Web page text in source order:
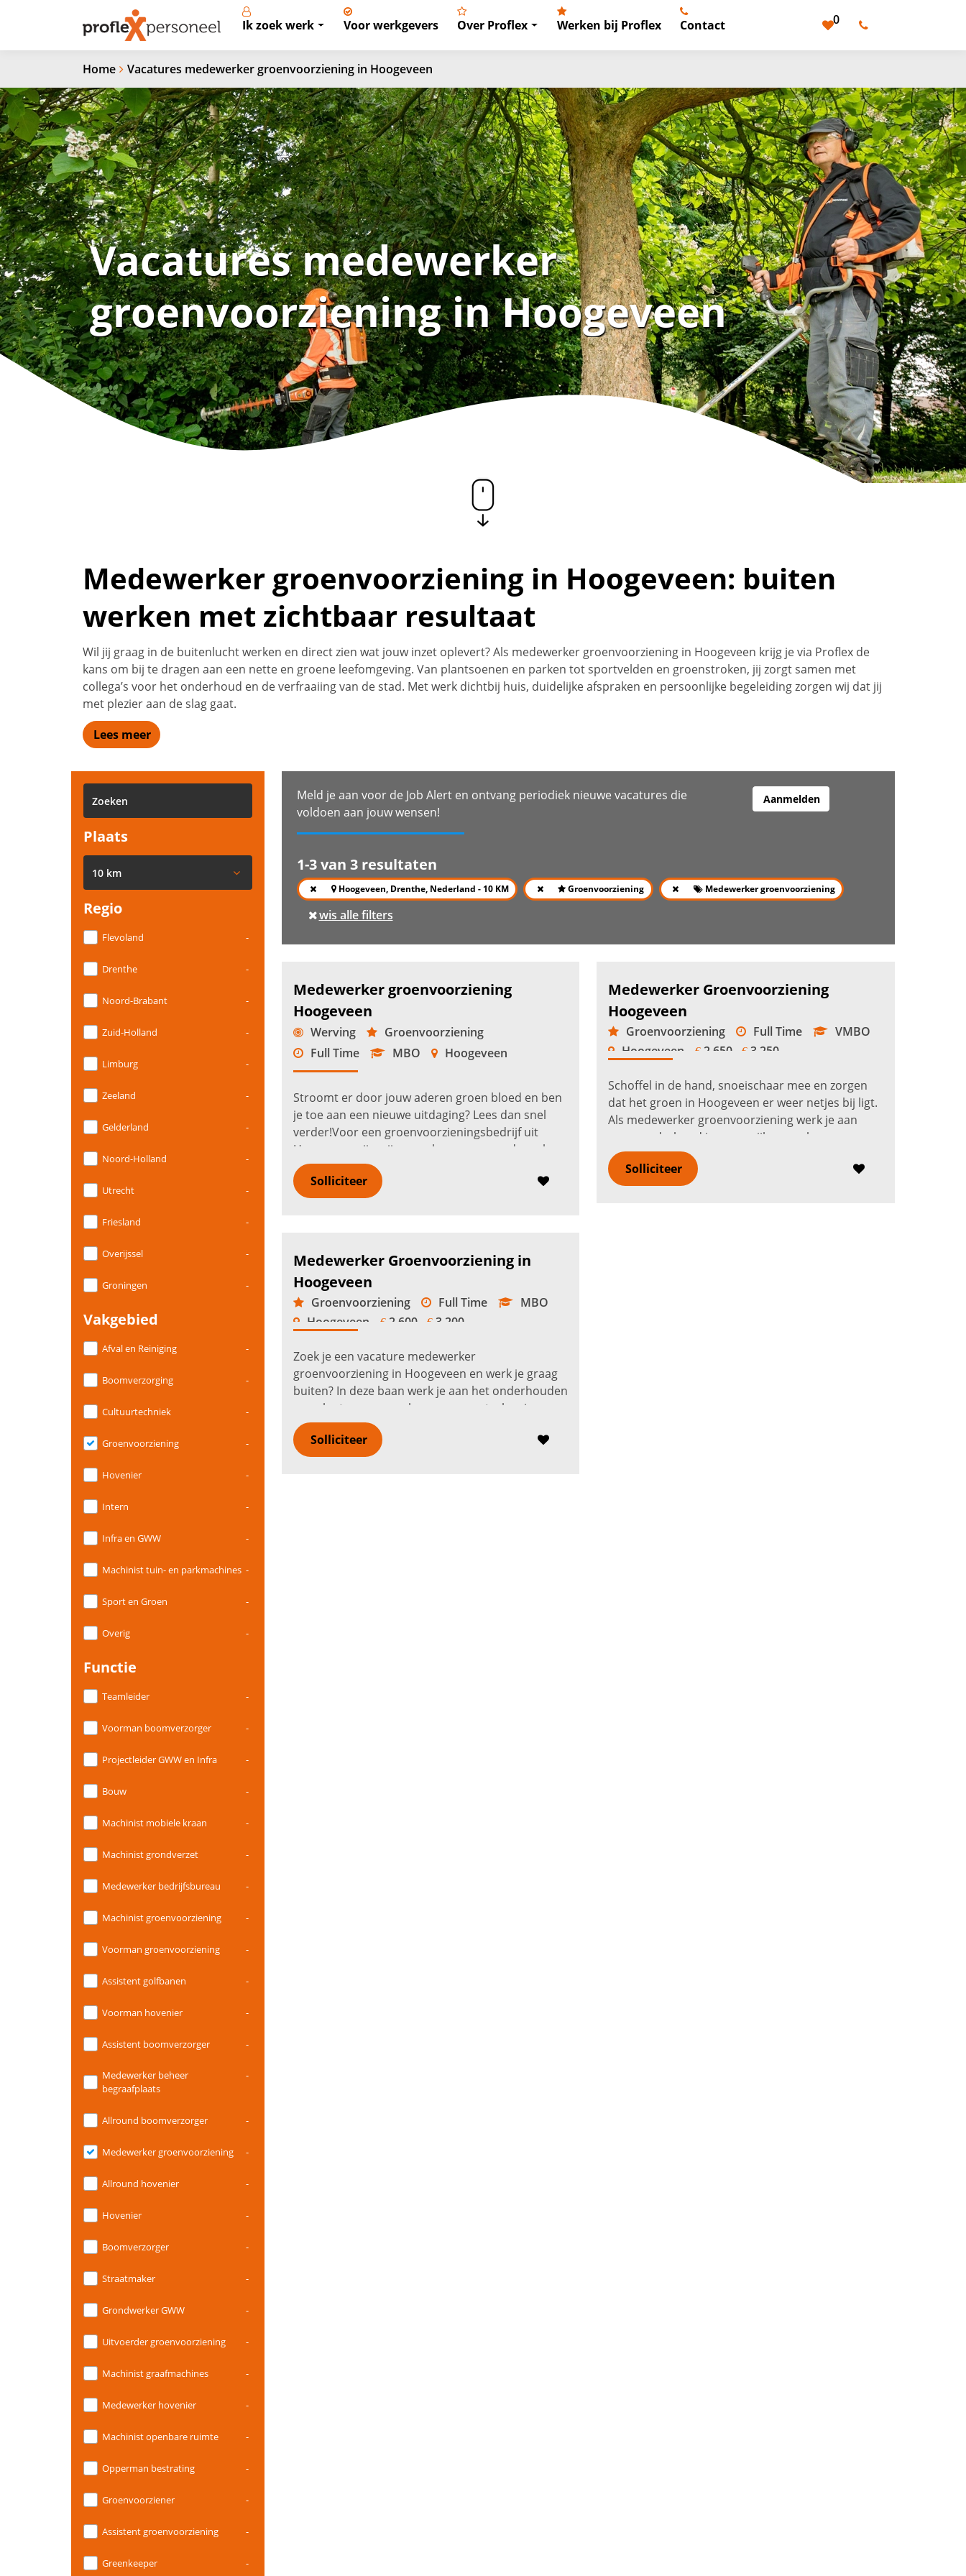
Ik zoek werk Voor werkgevers Over Proflex Werken bij Proflex Contact 0
Home Vacatures medewerker groenvoorziening in Hoogeveen
Vacatures medewerker
groenvoorziening in Hoogeveen
Medewerker groenvoorziening in Hoogeveen: buiten
werken met zichtbaar resultaat
Wil jij graag in de buitenlucht werken en direct zien wat jouw inzet oplevert? Als medewerker groenvoorziening in Hoogeveen krijg je via Proflex de
kans om bij te dragen aan een nette en groene leefomgeving. Van plantsoenen en parken tot sportvelden en groenstroken, jij zorgt samen met
collega’s voor het onderhoud en de verfraaiing van de stad. Met werk dichtbij huis, duidelijke afspraken en persoonlijke begeleiding zorgen wij dat jij
met plezier aan de slag gaat.
Lees meer
Plaats
10 km
Regio
Flevoland -
Drenthe -
Noord-Brabant -
Zuid-Holland -
Limburg -
Zeeland -
Gelderland -
Noord-Holland -
Utrecht -
Friesland -
Overijssel -
Groningen -
Vakgebied
Afval en Reiniging -
Boomverzorging -
Cultuurtechniek -
Groenvoorziening -
Hovenier -
Intern -
Infra en GWW -
Machinist tuin- en parkmachines -
Sport en Groen -
Overig -
Functie
Teamleider -
Voorman boomverzorger -
Projectleider GWW en Infra -
Bouw -
Machinist mobiele kraan -
Machinist grondverzet -
Medewerker bedrijfsbureau -
Machinist groenvoorziening -
Voorman groenvoorziening -
Assistent golfbanen -
Voorman hovenier -
Assistent boomverzorger -
Medewerker beheer
begraafplaats
-
Allround boomverzorger -
Medewerker groenvoorziening -
Allround hovenier -
Hovenier -
Boomverzorger -
Straatmaker -
Grondwerker GWW -
Uitvoerder groenvoorziening -
Machinist graafmachines -
Medewerker hovenier -
Machinist openbare ruimte -
Opperman bestrating -
Groenvoorziener -
Assistent groenvoorziening -
Greenkeeper -
Meld je aan voor de Job Alert en ontvang periodiek nieuwe vacatures die
voldoen aan jouw wensen!
Aanmelden
1-3 van 3 resultaten
Hoogeveen, Drenthe, Nederland - 10 KM Groenvoorziening Medewerker groenvoorziening
wis alle filters
Medewerker groenvoorziening
Hoogeveen
Werving
Groenvoorziening
Full Time
MBO Hoogeveen
Stroomt er door jouw aderen groen bloed en ben
je toe aan een nieuwe uitdaging? Lees dan snel
verder!Voor een groenvoorzieningsbedrijf uit
Hoogeveen zijn wij op zoek naar een medewerker
groenvoorziening. Binnen de functi...
Solliciteer
Medewerker Groenvoorziening
Hoogeveen
Groenvoorziening Full Time
VMBO
Hoogeveen
€ 2.650 -€ 3.250
Schoffel in de hand, snoeischaar mee en zorgen
dat het groen in Hoogeveen er weer netjes bij ligt.
Als medewerker groenvoorziening werk je aan
groenonderhoud in woonwijken, parken,
plantsoenen, groenstroken en rondom bed...
verderSolliciteer
Medewerker Groenvoorziening in
Hoogeveen
Groenvoorziening Full Time
MBO
Hoogeveen
€2.600 - €3.200
Zoek je een vacature medewerker
groenvoorziening in Hoogeveen en werk je graag
buiten? In deze baan werk je aan het onderhouden
van plantsoenen, parken en groenstroken in
Hoogeveen en omliggende dorpen zoals Pesse,
Fluit... Lees verder
Solliciteer